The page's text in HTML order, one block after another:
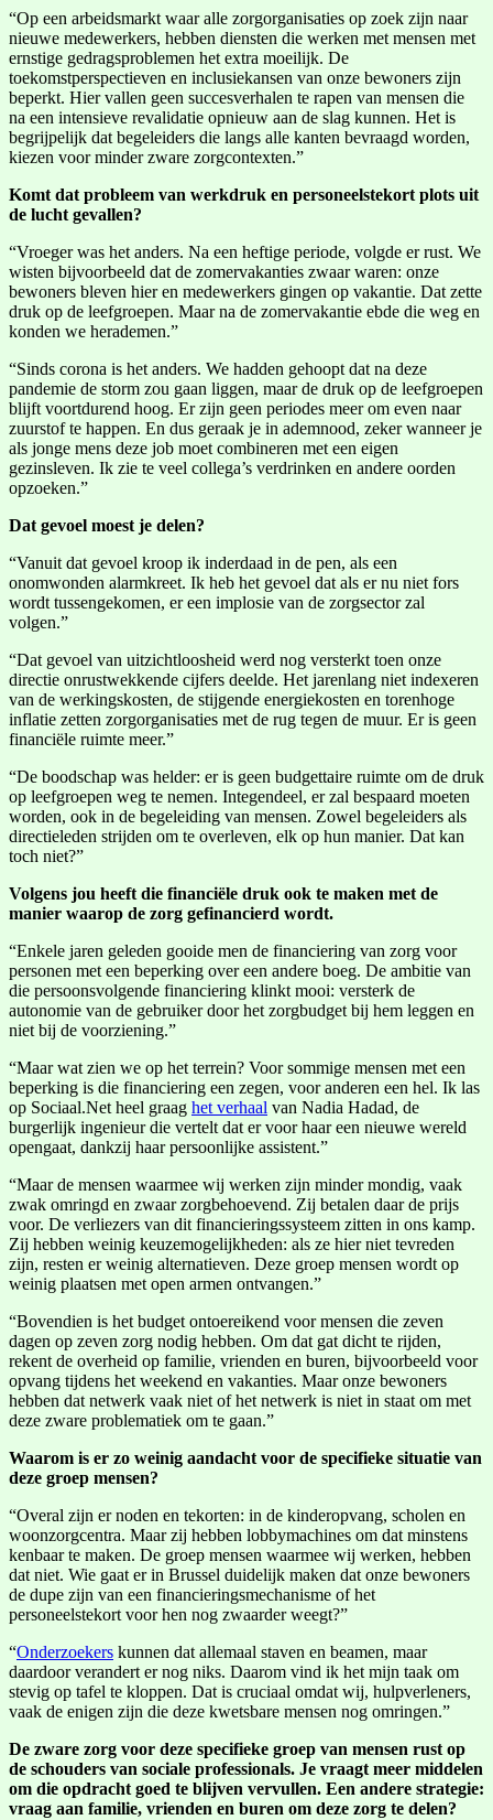
“Op een arbeidsmarkt waar alle zorgorganisaties op zoek zijn naar
nieuwe medewerkers, hebben diensten die werken met mensen met
ernstige gedragsproblemen het extra moeilijk. De
toekomstperspectieven en inclusiekansen van onze bewoners zijn
beperkt. Hier vallen geen succesverhalen te rapen van mensen die
na een intensieve revalidatie opnieuw aan de slag kunnen. Het is
begrijpelijk dat begeleiders die langs alle kanten bevraagd worden,
kiezen voor minder zware zorgcontexten.”
Komt dat probleem van werkdruk en personeelstekort plots uit
de lucht gevallen?
“Vroeger was het anders. Na een heftige periode, volgde er rust. We
wisten bijvoorbeeld dat de zomervakanties zwaar waren: onze
bewoners bleven hier en medewerkers gingen op vakantie. Dat zette
druk op de leefgroepen. Maar na de zomervakantie ebde die weg en
konden we herademen.”
“Sinds corona is het anders. We hadden gehoopt dat na deze
pandemie de storm zou gaan liggen, maar de druk op de leefgroepen
blijft voortdurend hoog. Er zijn geen periodes meer om even naar
zuurstof te happen. En dus geraak je in ademnood, zeker wanneer je
als jonge mens deze job moet combineren met een eigen
gezinsleven. Ik zie te veel collega’s verdrinken en andere oorden
opzoeken.”
Dat gevoel moest je delen?
“Vanuit dat gevoel kroop ik inderdaad in de pen, als een
onomwonden alarmkreet. Ik heb het gevoel dat als er nu niet fors
wordt tussengekomen, er een implosie van de zorgsector zal
volgen.”
“Dat gevoel van uitzichtloosheid werd nog versterkt toen onze
directie onrustwekkende cijfers deelde. Het jarenlang niet indexeren
van de werkingskosten, de stijgende energiekosten en torenhoge
inflatie zetten zorgorganisaties met de rug tegen de muur. Er is geen
financiële ruimte meer.”
“De boodschap was helder: er is geen budgettaire ruimte om de druk
op leefgroepen weg te nemen. Integendeel, er zal bespaard moeten
worden, ook in de begeleiding van mensen. Zowel begeleiders als
directieleden strijden om te overleven, elk op hun manier. Dat kan
toch niet?”
Volgens jou heeft die financiële druk ook te maken met de
manier waarop de zorg gefinancierd wordt.
“Enkele jaren geleden gooide men de financiering van zorg voor
personen met een beperking over een andere boeg. De ambitie van
die persoonsvolgende financiering klinkt mooi: versterk de
autonomie van de gebruiker door het zorgbudget bij hem leggen en
niet bij de voorziening.”
“Maar wat zien we op het terrein? Voor sommige mensen met een
beperking is die financiering een zegen, voor anderen een hel. Ik las
op Sociaal.Net heel graag het verhaal van Nadia Hadad, de
burgerlijk ingenieur die vertelt dat er voor haar een nieuwe wereld
opengaat, dankzij haar persoonlijke assistent.”
“Maar de mensen waarmee wij werken zijn minder mondig, vaak
zwak omringd en zwaar zorgbehoevend. Zij betalen daar de prijs
voor. De verliezers van dit financieringssysteem zitten in ons kamp.
Zij hebben weinig keuzemogelijkheden: als ze hier niet tevreden
zijn, resten er weinig alternatieven. Deze groep mensen wordt op
weinig plaatsen met open armen ontvangen.”
“Bovendien is het budget ontoereikend voor mensen die zeven
dagen op zeven zorg nodig hebben. Om dat gat dicht te rijden,
rekent de overheid op familie, vrienden en buren, bijvoorbeeld voor
opvang tijdens het weekend en vakanties. Maar onze bewoners
hebben dat netwerk vaak niet of het netwerk is niet in staat om met
deze zware problematiek om te gaan.”
Waarom is er zo weinig aandacht voor de specifieke situatie van
deze groep mensen?
“Overal zijn er noden en tekorten: in de kinderopvang, scholen en
woonzorgcentra. Maar zij hebben lobbymachines om dat minstens
kenbaar te maken. De groep mensen waarmee wij werken, hebben
dat niet. Wie gaat er in Brussel duidelijk maken dat onze bewoners
de dupe zijn van een financieringsmechanisme of het
personeelstekort voor hen nog zwaarder weegt?”
“Onderzoekers kunnen dat allemaal staven en beamen, maar
daardoor verandert er nog niks. Daarom vind ik het mijn taak om
stevig op tafel te kloppen. Dat is cruciaal omdat wij, hulpverleners,
vaak de enigen zijn die deze kwetsbare mensen nog omringen.”
De zware zorg voor deze specifieke groep van mensen rust op
de schouders van sociale professionals. Je vraagt meer middelen
om die opdracht goed te blijven vervullen. Een andere strategie:
vraag aan familie, vrienden en buren om deze zorg te delen?